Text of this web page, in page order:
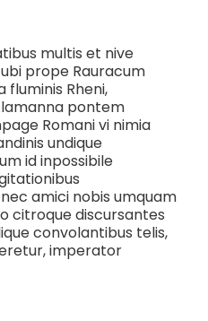
multis et nive
prope Rauracum
Rheni,
pontem
Romani vi nimia
undique
id inpossibile
amici nobis umquam
citroque discursantes
convolantibus telis,
imperator